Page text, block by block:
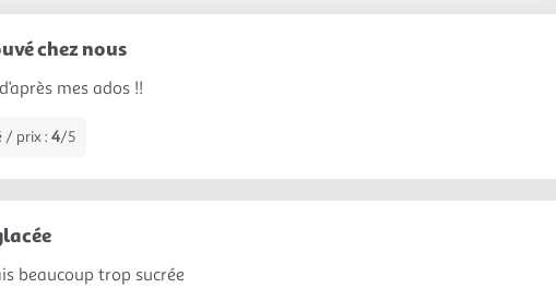
chez nous
mes ados !!
/ prix : 4/5
beaucoup trop sucrée